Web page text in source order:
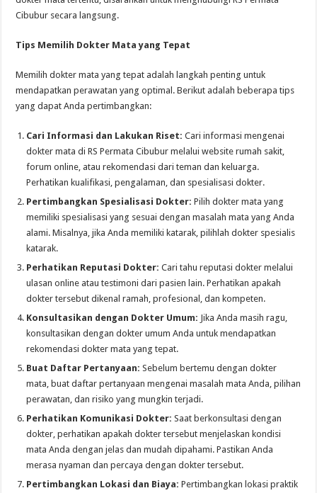
Cibubur secara langsung.
Tips Memilih Dokter Mata yang Tepat
Memilih dokter mata yang tepat adalah langkah penting untuk
mendapatkan perawatan yang optimal. Berikut adalah beberapa tips
yang dapat Anda pertimbangkan:
Cari Informasi dan Lakukan Riset: Cari informasi mengenai
dokter mata di RS Permata Cibubur melalui website rumah sakit,
forum online, atau rekomendasi dari teman dan keluarga.
Perhatikan kualifikasi, pengalaman, dan spesialisasi dokter.
Pertimbangkan Spesialisasi Dokter: Pilih dokter mata yang
memiliki spesialisasi yang sesuai dengan masalah mata yang Anda
alami. Misalnya, jika Anda memiliki katarak, pilihlah dokter spesialis
katarak.
Perhatikan Reputasi Dokter: Cari tahu reputasi dokter melalui
ulasan online atau testimoni dari pasien lain. Perhatikan apakah
dokter tersebut dikenal ramah, profesional, dan kompeten.
Konsultasikan dengan Dokter Umum: Jika Anda masih ragu,
konsultasikan dengan dokter umum Anda untuk mendapatkan
rekomendasi dokter mata yang tepat.
Buat Daftar Pertanyaan: Sebelum bertemu dengan dokter
mata, buat daftar pertanyaan mengenai masalah mata Anda, pilihan
perawatan, dan risiko yang mungkin terjadi.
Perhatikan Komunikasi Dokter: Saat berkonsultasi dengan
dokter, perhatikan apakah dokter tersebut menjelaskan kondisi
mata Anda dengan jelas dan mudah dipahami. Pastikan Anda
merasa nyaman dan percaya dengan dokter tersebut.
Pertimbangkan Lokasi dan Biaya: Pertimbangkan lokasi praktik